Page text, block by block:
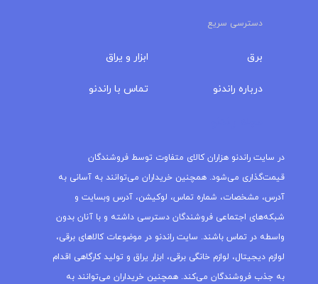
دسترسی سریع
برق
درباره‌ راندنو
ابزار و یراق
تماس با راندنو
در سایت راندنو هزاران کالای متفاوت توسط فروشندگان
قیمت‌گذاری می‌شود. همچنین خریداران می‌توانند به آسانی به
آدرس، مشخصات، شماره تماس، لوکیشن، آدرس وبسایت و
شبکه‌های اجتماعی فروشندگان دسترسی داشته و با آنان بدون
واسطه در تماس باشند. سایت راندنو در موضوعات کالاهای برقی،
لوازم دیجیتال، لوازم خانگی برقی، ابزار یراق و تولید کارگاهی اقدام
به جذب فروشندگان می‌کند. همچنین خریداران می‌توانند به